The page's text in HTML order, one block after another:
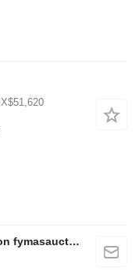
Fymas Auctions ApS – visit the auction fymasauctions.dk